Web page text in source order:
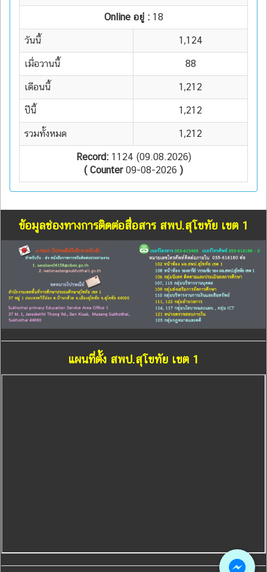
Online อยู่ : 18
วันนี้ 1,124
เมื่อวานนี้ 88
เดือนนี้ 1,212
ปีนี้ 1,212
รวมทั้งหมด 1,212
Record:1124 (09.08.2026)
( Counter09-08-2026 )
ข้อมูลช่องทางการติดต่อสื่อสาร สพป.สุโขทัย เขต 1
แผนที่ตั้ง สพป.สุโขทัย เขต 1